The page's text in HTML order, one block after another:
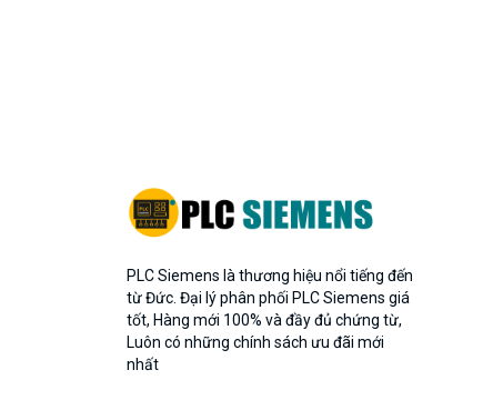
PLC Siemens là thương hiệu nổi tiếng đến
từ Đức. Đại lý phân phối PLC Siemens giá
tốt, Hàng mới 100% và đầy đủ chứng từ,
Luôn có những chính sách ưu đãi mới
nhất